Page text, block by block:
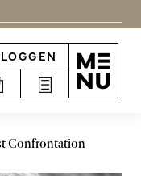
Confrontation